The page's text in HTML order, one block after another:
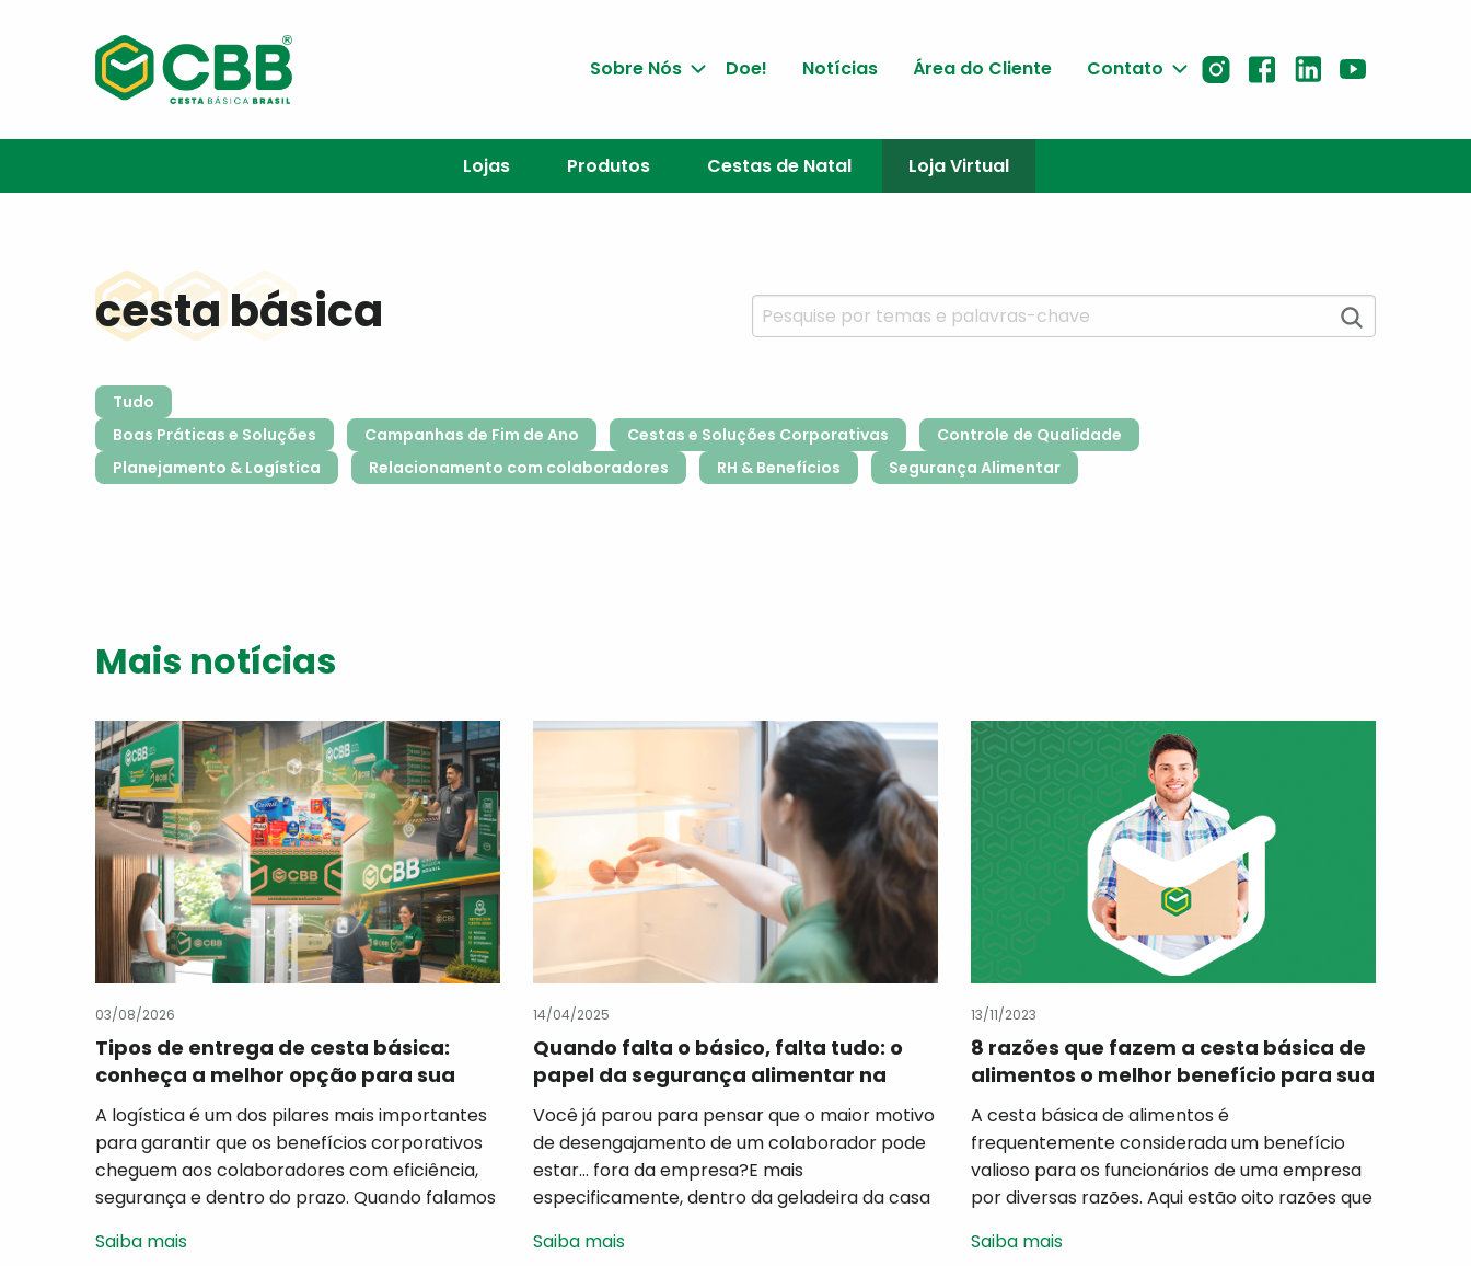
Sobre Nós Doe! Notícias Área do Cliente Contato
Lojas Produtos Cestas de Natal Loja Virtual
cesta básica
Tudo
Boas Práticas e Soluções
Campanhas de Fim de Ano Cestas e Soluções Corporativas
Controle de Qualidade
Planejamento & Logística
Relacionamento com colaboradores RH & Benefícios Segurança Alimentar
Mais notícias
03/08/2026
Tipos de entrega de cesta básica:
conheça a melhor opção para sua
empresa
A logística é um dos pilares mais importantes
para garantir que os benefícios corporativos
cheguem aos colaboradores com eficiência,
segurança e dentro do prazo. Quando falamos
escolher produtos de qualidade. É igualmente
Saiba mais
14/04/2025
Quando falta o básico, falta tudo: o
papel da segurança alimentar na
retenção de talentos
Você já parou para pensar que o maior motivo
de desengajamento de um colaborador pode
estar… fora da empresa?E mais
especificamente, dentro da geladeira da casa
organizacional, propósito, treinamentos e
Saiba mais
13/11/2023
8 razões que fazem a cesta básica de
alimentos o melhor benefício para sua
empresa.
A cesta básica de alimentos é
frequentemente considerada um benefício
valioso para os funcionários de uma empresa
por diversas razões. Aqui estão oito razões que
considerada o melhor benefício para as
Saiba mais